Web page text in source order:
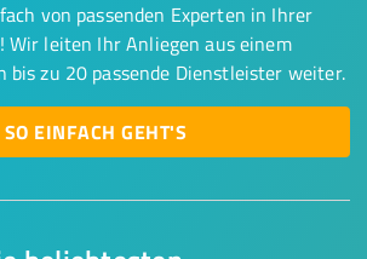
von passenden Experten in Ihrer
Wir leiten Ihr Anliegen aus einem
bis zu 20 passende Dienstleister weiter.
SO EINFACH GEHT'S